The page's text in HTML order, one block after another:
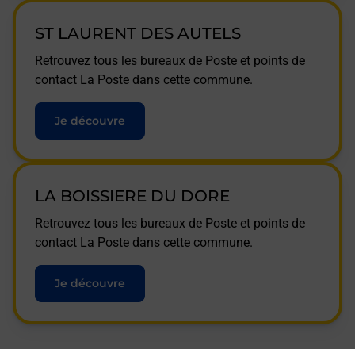
ST LAURENT DES AUTELS
Retrouvez tous les bureaux de Poste et points de
contact La Poste dans cette commune.
Je découvre
LA BOISSIERE DU DORE
Retrouvez tous les bureaux de Poste et points de
contact La Poste dans cette commune.
Je découvre